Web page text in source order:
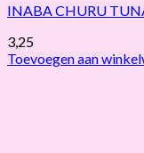
INABA CHURU
3,25
Toevoegen aan